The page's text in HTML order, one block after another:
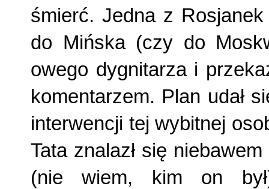
śmierć. Jedna z
do Mińska (czy do
owego dygnitarza i
komentarzem. Plan udał
interwencji tej wybitnej
Tata znalazł się
(nie wiem, kim on